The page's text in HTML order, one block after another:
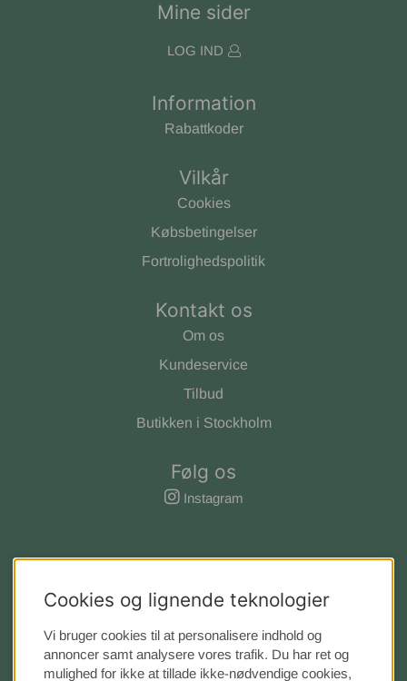
Mine sider
LOG IND
Information
Rabattkoder
Vilkår
Cookies
Købsbetingelser
Fortrolighedspolitik
Kontakt os
Om os
Kundeservice
Tilbud
Butikken i Stockholm
Følg os
Instagram
Cookies og lignende teknologier
Vi bruger cookies til at personalisere indhold og
annoncer samt analysere vores trafik. Du har ret og
mulighed for ikke at tillade ikke-nødvendige cookies,